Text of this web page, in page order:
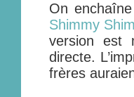
On
Shimmy
version est
directe.
frères